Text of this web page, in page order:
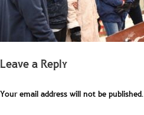
Leave a Reply
Your email address will not be published.